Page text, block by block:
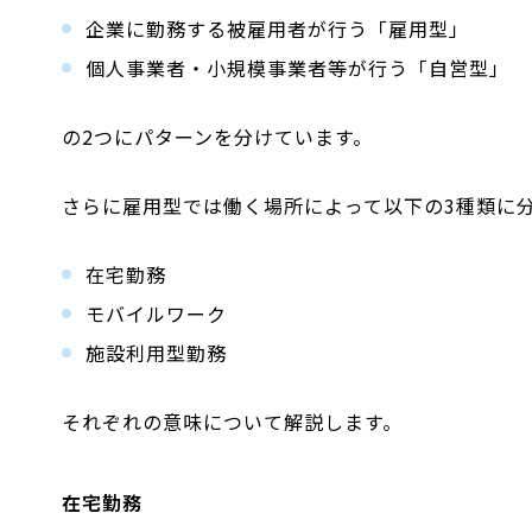
企業に勤務する被雇用者が行う「雇用型」
個人事業者・小規模事業者等が行う「自営型」
の2つにパターンを分けています。
さらに雇用型では働く場所によって以下の3種類に
在宅勤務
モバイルワーク
施設利用型勤務
それぞれの意味について解説します。
在宅勤務